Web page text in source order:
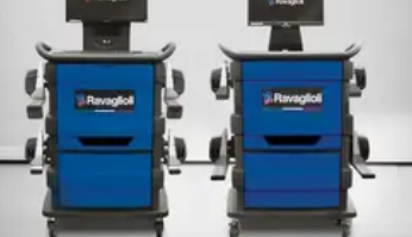
ПРИНЯТЬ